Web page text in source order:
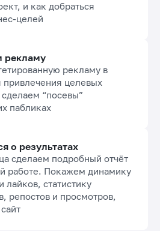
и как добраться
целей
рекламу
рекламу в
целевых
“посевы”
пабликах
о результатах
сделаем подробный отчёт
работе. Покажем динамику
лайков, статистику
репостов и просмотров,